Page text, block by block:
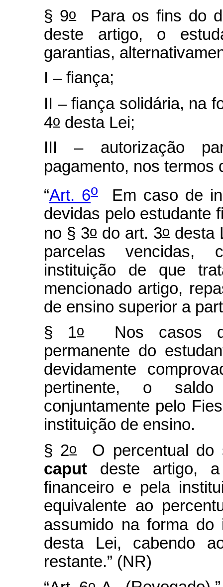
§ 9oPara os fins do
deste artigo, o
garantias,
I – fiança;
II – fiança solidária, na
4o desta Lei;
III – autorização
pagamento, nos termos
“Art. 6o
Em caso de
devidas pelo estudante
no § 3o do art. 3o desta
parcelas vencidas,
instituição de que
mencionado artigo,
de ensino superior a
§ 1oNos casos de
permanente do
devidamente
pertinente, o
conjuntamente pelo
instituição de ensino.
§ 2oO percentual do
caput deste artigo,
financeiro e pela
equivalente ao
assumido na forma
desta Lei, cabendo
restante.” (NR)